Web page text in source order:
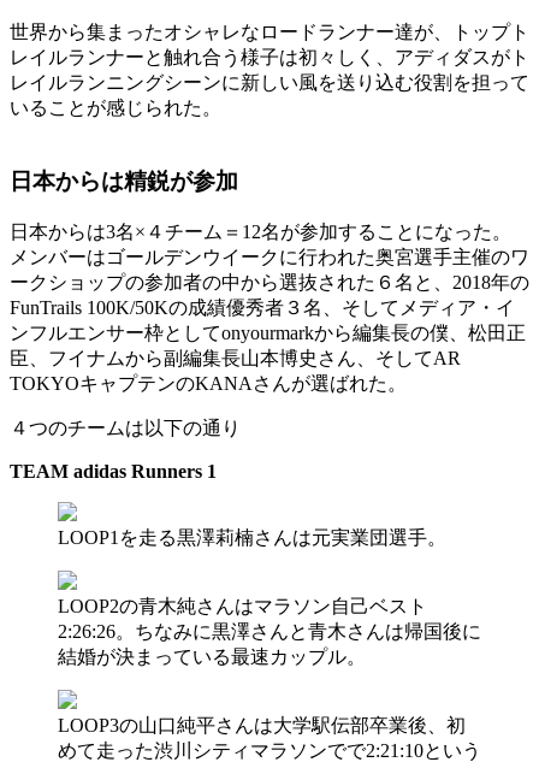
世界から集まったオシャレなロードランナー達が、トップト
レイルランナーと触れ合う様子は初々しく、アディダスがト
レイルランニングシーンに新しい風を送り込む役割を担って
いることが感じられた。
日本からは精鋭が参加
日本からは3名×４チーム＝12名が参加することになった。
メンバーはゴールデンウイークに行われた奥宮選手主催のワ
ークショップの参加者の中から選抜された６名と、2018年の
FunTrails 100K/50Kの成績優秀者３名、そしてメディア・イ
ンフルエンサー枠としてonyourmarkから編集長の僕、松田正
臣、フイナムから副編集長山本博史さん、そしてAR
TOKYOキャプテンのKANAさんが選ばれた。
４つのチームは以下の通り
TEAM adidas Runners 1
LOOP1を走る黒澤莉楠さんは元実業団選手。
LOOP2の青木純さんはマラソン自己ベスト
2:26:26。ちなみに黒澤さんと青木さんは帰国後に
結婚が決まっている最速カップル。
LOOP3の山口純平さんは大学駅伝部卒業後、初
めて走った渋川シティマラソンでで2:21:10という